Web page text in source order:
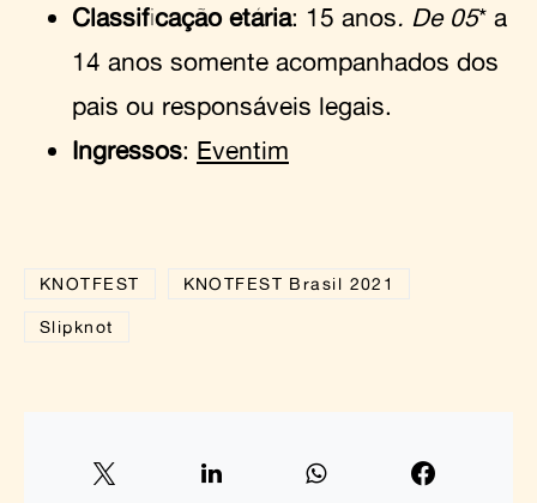
Classificação etária: 15 anos. De 05* a
14 anos somente acompanhados dos
pais ou responsáveis legais.
Ingressos: Eventim
KNOTFEST KNOTFEST Brasil 2021
Slipknot